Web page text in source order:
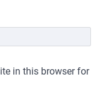
in this browser for